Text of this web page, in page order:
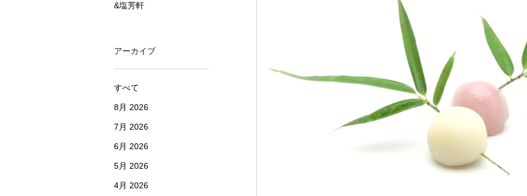
&塩芳軒
アーカイブ
すべて
8月 2026
7月 2026
6月 2026
5月 2026
4月 2026